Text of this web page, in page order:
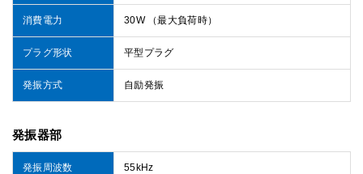
消費電力 30W （最大負荷時）
プラグ形状 平型プラグ
発振方式 自励発振
発振器部
発振周波数 55kHz